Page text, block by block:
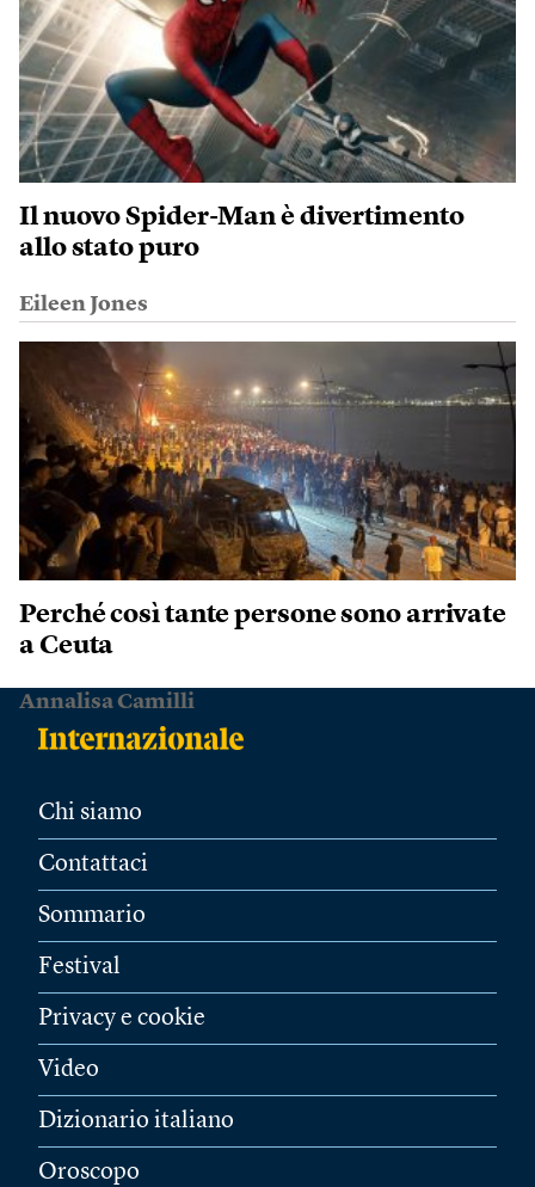
Il nuovo Spider-Man è divertimento
allo stato puro
Eileen Jones
Perché così tante persone sono arrivate
a Ceuta
Annalisa Camilli
Chi siamo
Contattaci
Sommario
Festival
Privacy e cookie
Video
Dizionario italiano
Oroscopo